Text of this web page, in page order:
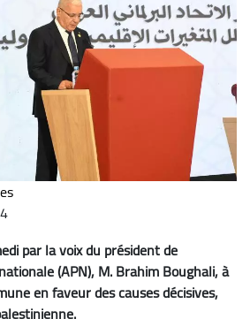
par la voix du président de
(APN), M. Brahim Boughali, à
en faveur des causes décisives,